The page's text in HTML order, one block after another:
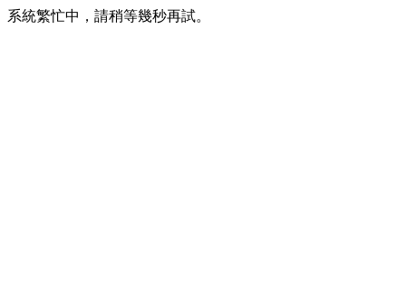
系統繁忙中，請稍等幾秒再試。